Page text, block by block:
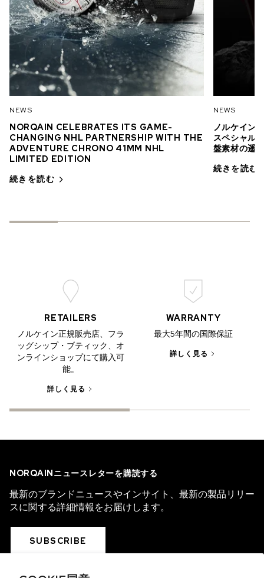
NEWS
NORQAIN CELEBRATES ITS GAME-
CHANGING NHL PARTNERSHIP WITH THE
ADVENTURE CHRONO 41MM NHL
LIMITED EDITION
続きを読む
NEWS
ノルケイン
スペシャル
盤素材の遥
続きを読む
RETAILERS
ノルケイン正規販売店、フラ
ッグシップ・ブティック、オ
ンラインショップにて購入可
能。
詳しく見る
WARRANTY
最大5年間の国際保証
詳しく見る
NORQAINニュースレターを購読する
最新のブランドニュースやインサイト、最新の製品リリー
スに関する詳細情報をお届けします。
SUBSCRIBE